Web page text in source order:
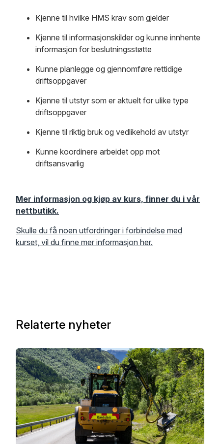
Kjenne til hvilke HMS krav som gjelder
Kjenne til informasjonskilder og kunne innhente
informasjon for beslutningsstøtte
Kunne planlegge og gjennomføre rettidige
driftsoppgaver
Kjenne til utstyr som er aktuelt for ulike type
driftsoppgaver
Kjenne til riktig bruk og vedlikehold av utstyr
Kunne koordinere arbeidet opp mot
driftsansvarlig
Mer informasjon og kjøp av kurs, finner du i vår
nettbutikk.
Skulle du få noen utfordringer i forbindelse med
kurset, vil du finne mer informasjon her.
Relaterte nyheter